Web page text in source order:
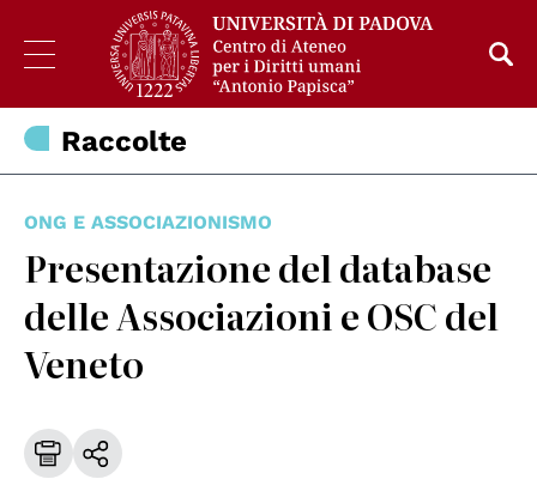
Raccolte
ONG E ASSOCIAZIONISMO
Presentazione del database
delle Associazioni e OSC del
Veneto